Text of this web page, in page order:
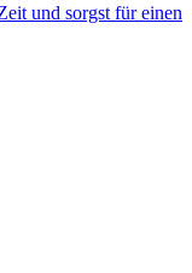
und sorgst für einen